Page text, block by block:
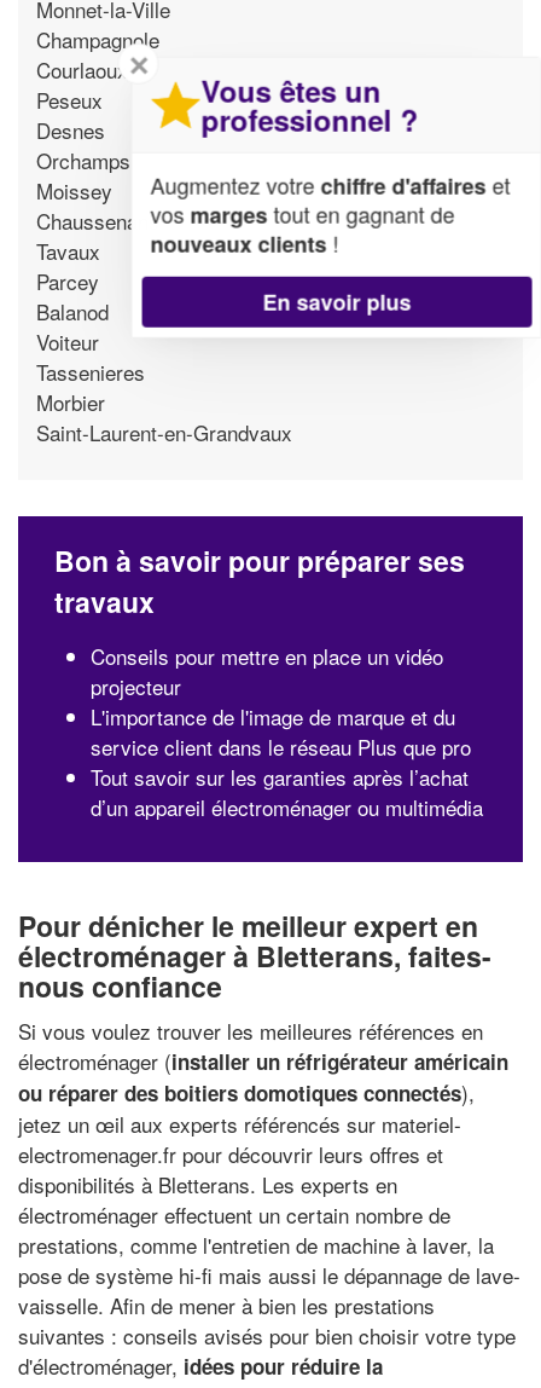
Monnet-la-Ville
Champagnole
Courlaoux
Peseux
Desnes
Orchamps
Moissey
Chaussenans
Tavaux
Parcey
Balanod
Voiteur
Tassenieres
Morbier
Saint-Laurent-en-Grandvaux
Bon à savoir pour préparer ses
travaux
Conseils pour mettre en place un vidéo
projecteur
L'importance de l'image de marque et du
service client dans le réseau Plus que pro
Tout savoir sur les garanties après l’achat
d’un appareil électroménager ou multimédia
Pour dénicher le meilleur expert en
électroménager à Bletterans, faites-
nous confiance
Si vous voulez trouver les meilleures références en
électroménager (installer un réfrigérateur américain
ou réparer des boitiers domotiques connectés),
jetez un œil aux experts référencés sur materiel-
electromenager.fr pour découvrir leurs offres et
disponibilités à Bletterans. Les experts en
électroménager effectuent un certain nombre de
prestations, comme l'entretien de machine à laver, la
pose de système hi-fi mais aussi le dépannage de lave-
vaisselle. Afin de mener à bien les prestations
suivantes : conseils avisés pour bien choisir votre type
d'électroménager, idées pour réduire la
✕
Vous êtes un
professionnel ?
Augmentez votrechiffre d'affaireset
vos margestout en gagnant de
nouveaux clients!
En savoir plus